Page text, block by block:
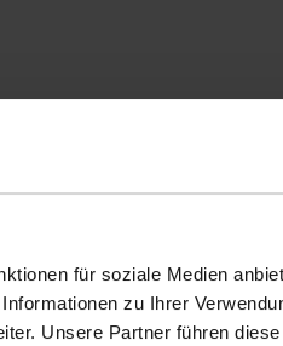
für soziale Medien
zu Ihrer
Unsere Partner führen